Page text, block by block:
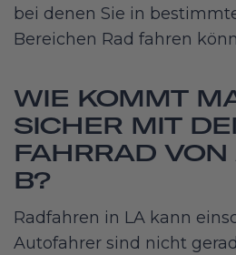
bei denen Sie in
Bereichen Rad fahren
WIE KOMMT
SICHER MIT
FAHRRAD
B?
Radfahren in LA kann
Autofahrer sind nicht